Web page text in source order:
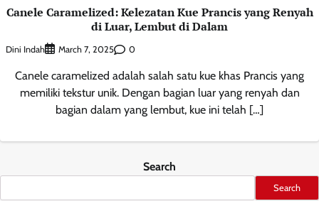
Canele Caramelized: Kelezatan Kue Prancis yang Renyah
di Luar, Lembut di Dalam
Dini Indah March 7, 2025 0
Canele caramelized adalah salah satu kue khas Prancis yang
memiliki tekstur unik. Dengan bagian luar yang renyah dan
bagian dalam yang lembut, kue ini telah […]
Search
Search